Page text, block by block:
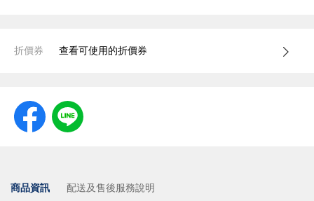
折價券 查看可使用的折價券
商品資訊 配送及售後服務說明